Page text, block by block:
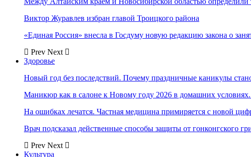
Виктор Журавлев избран главой Троицкого района
«Единая Россия» внесла в Госдуму новую редакцию закона о
Prev Next
Здоровье
Новый год без последствий. Почему праздничные каникулы
Маникюр как в салоне к Новому году 2026 в домашних
На ошибках лечатся. Частная медицина примиряется с новой
Врач подсказал действенные способы защиты от гонконгского
Prev Next
Культура